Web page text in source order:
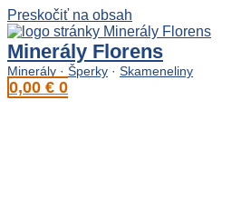
Preskočiť na obsah
Minerály Florens
Minerály · Šperky · Skameneliny
0,00 € 0